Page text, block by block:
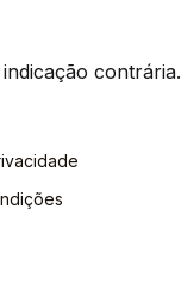
contrária.